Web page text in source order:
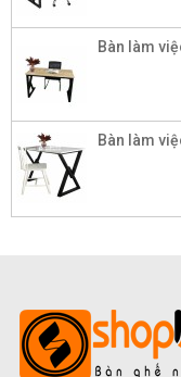
Bàn làm
Bàn làm